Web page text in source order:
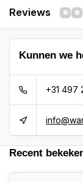
Reviews
Kunnen we
+31 497
Recent